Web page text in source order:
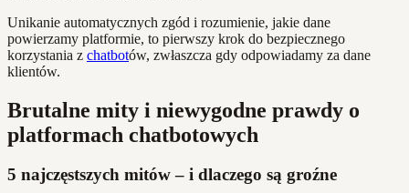
Unikanie automatycznych zgód i rozumienie, jakie dane
powierzamy platformie, to pierwszy krok do bezpiecznego
korzystania z chatbotów, zwłaszcza gdy odpowiadamy za dane
klientów.
Brutalne mity i niewygodne prawdy o
platformach chatbotowych
5 najczęstszych mitów – i dlaczego są groźne